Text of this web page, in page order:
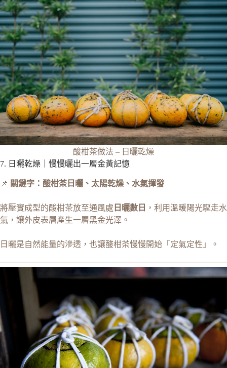
酸柑茶做法 – 日曬乾燥
7. 日曬乾燥｜慢慢曬出一層金黃記憶
📌 關鍵字：酸柑茶日曬、太陽乾燥、水氣揮發
將壓實成型的酸柑茶放至通風處 日曬數日 ，利用溫暖陽光驅走水
氣，讓外皮表層產生一層黑金光澤。
日曬是自然能量的滲透，也讓酸柑茶慢慢開始「定氣定性」。